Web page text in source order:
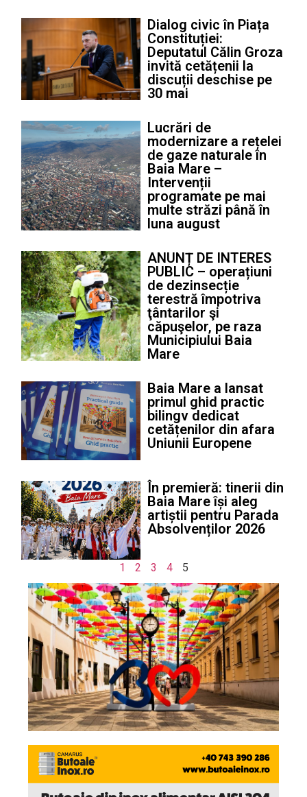
Dialog civic în Piața
Constituției:
Deputatul Călin Groza
invită cetățenii la
discuții deschise pe
30 mai
Lucrări de
modernizare a rețelei
de gaze naturale în
Baia Mare –
Intervenții
programate pe mai
multe străzi până în
luna august
ANUNȚ DE INTERES
PUBLIC – operațiuni
de dezinsecție
terestră împotriva
ţântarilor şi
căpuşelor, pe raza
Municipiului Baia
Mare
Baia Mare a lansat
primul ghid practic
bilingv dedicat
cetățenilor din afara
Uniunii Europene
În premieră: tinerii din
Baia Mare își aleg
artiștii pentru Parada
Absolvenților 2026
1 2 3 4 5